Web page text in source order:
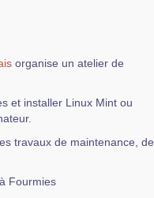
organise un atelier de
et installer Linux Mint ou
travaux de maintenance, de
à Fourmies